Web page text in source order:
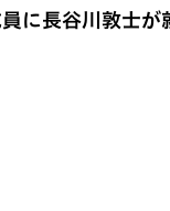
に長谷川敦士が